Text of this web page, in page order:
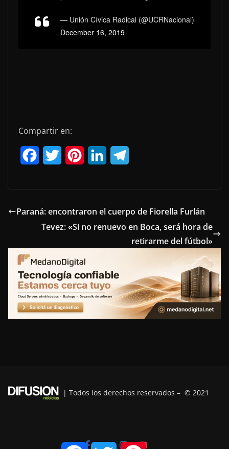
— Unión Cívica Radical (@UCRNacional)
December 16, 2019
Compartir en:
e
b
o
o
k
t
t
e
r
t
e
r
e
s
k
e
d
n
e
g
r
m
Paraná: encontraron el cuerpo de Fiorella Furlán
Tevez: «Si no renuevo en Boca, será hora de
retirarme del fútbol»
| Todos los derechos reservados – © 2021
F T P